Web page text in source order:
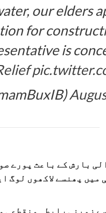
our elders
for
is
بارش کے باعث پورے
پھنسے لاکھوں لوگ
زمینی رابطہ منقطع